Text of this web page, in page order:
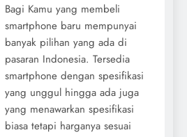
Bagi Kamu yang membeli
smartphone baru mempunyai
banyak pilihan yang ada di
pasaran Indonesia. Tersedia
smartphone dengan spesifikasi
yang unggul hingga ada juga
yang menawarkan spesifikasi
biasa tetapi harganya sesuai